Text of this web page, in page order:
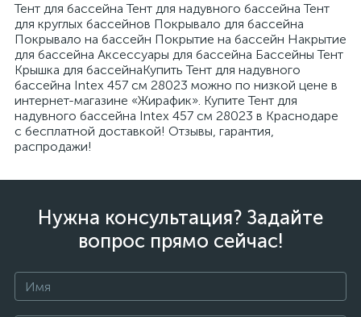
Тент для бассейна Тент для надувного бассейна Тент
для круглых бассейнов Покрывало для бассейна
Покрывало на бассейн Покрытие на бассейн Накрытие
для бассейна Аксессуары для бассейна Бассейны Тент
Крышка для бассейнаКупить Тент для надувного
бассейна Intex 457 см 28023 можно по низкой цене в
интернет-магазине «Жирафик». Купите Тент для
надувного бассейна Intex 457 см 28023 в Краснодаре
с бесплатной доставкой! Отзывы, гарантия,
распродажи!
Нужна консультация? Задайте
вопрос прямо сейчас!